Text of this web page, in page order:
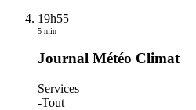
19h55
5 min
Journal Météo Climat
Services
-Tout